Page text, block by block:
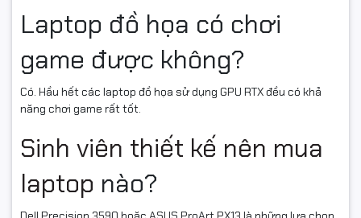
Laptop đồ họa có chơi
game được không?
Có. Hầu hết các laptop đồ họa sử dụng GPU RTX đều có khả
năng chơi game rất tốt.
Sinh viên thiết kế nên mua
laptop nào?